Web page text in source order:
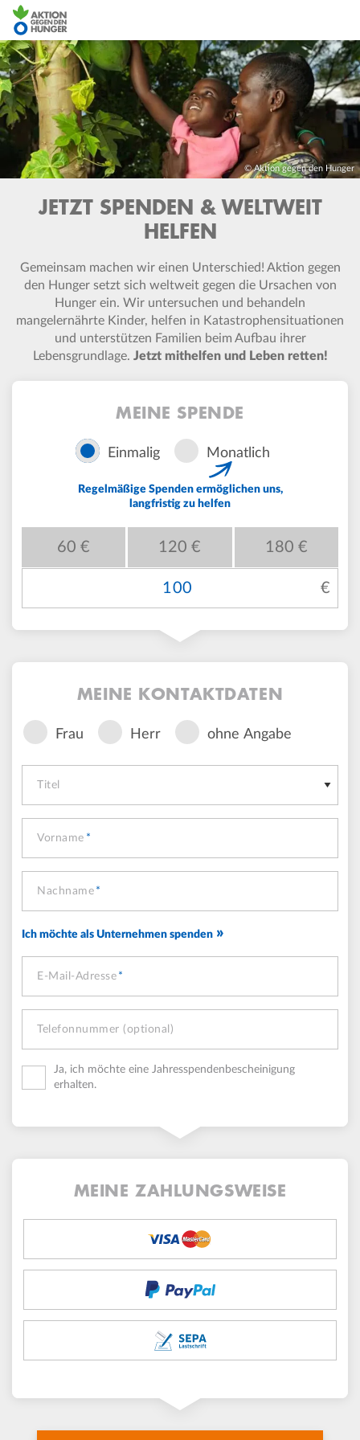
Direkt
zum
Inhalt
© Aktion gegen den Hunger
JETZT SPENDEN & WELTWEIT
HELFEN
Gemeinsam machen wir einen Unterschied! Aktion gegen
den Hunger setzt sich weltweit gegen die Ursachen von
Hunger ein. Wir untersuchen und behandeln
mangelernährte Kinder, helfen in Katastrophensituationen
und unterstützen Familien beim Aufbau ihrer
Lebensgrundlage. Jetzt mithelfen und Leben retten!
MEINE SPENDE
Spenden-
Intervall
Einmalig Monatlich
Regelmäßige Spenden ermöglichen uns,
langfristig zu helfen
Spendenbetrag
60 € 120 € 180 €
MEINE KONTAKTDATEN
AnredeFrau Herr ohne Angabe
Titel
Vorname
Nachname
Ich möchte als Unternehmen spenden
E-Mail-Adresse
Telefonnummer (optional)
Ja, ich möchte eine Jahresspendenbescheinigung
erhalten.
MEINE ZAHLUNGSWEISE
payment_method